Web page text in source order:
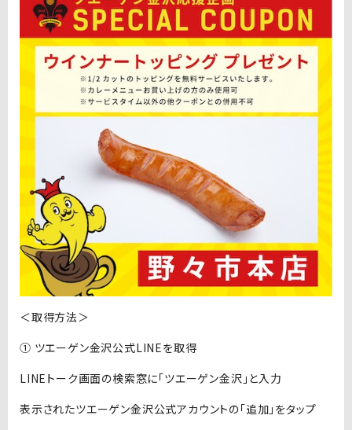
＜取得方法＞
① ツエーゲン金沢公式LINEを取得
LINEトーク画面の検索窓に「ツエーゲン金沢」と入力
表示されたツエーゲン金沢公式アカウントの「追加」をタップ